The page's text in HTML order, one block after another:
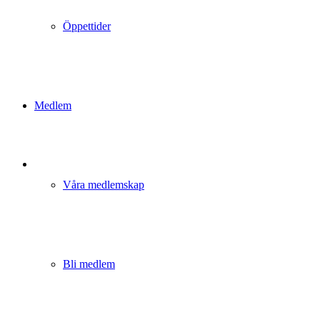
Öppettider
Medlem
Våra medlemskap
Bli medlem